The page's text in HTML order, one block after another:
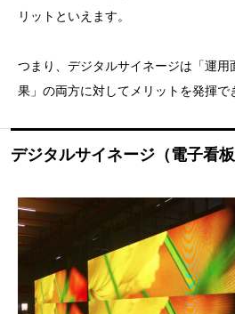
リットといえます。
つまり、デジタルサイネージは「運用
果」の両方に対してメリットを発揮で
デジタルサイネージ（電子看